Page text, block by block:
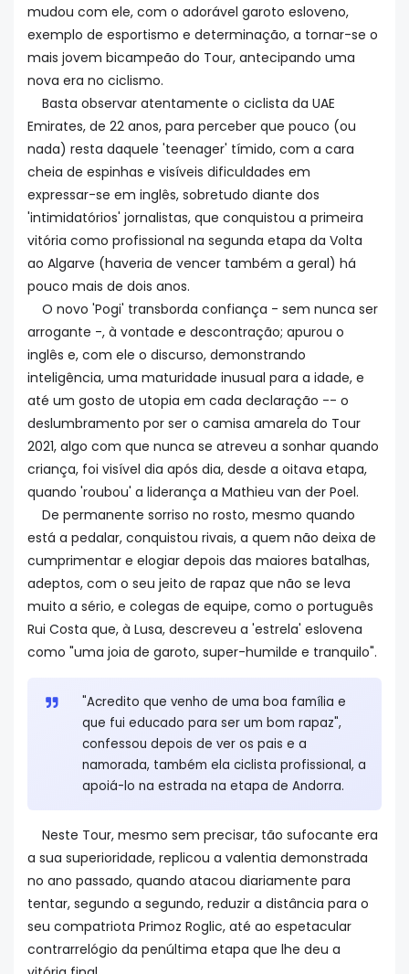
mudou com ele, com o adorável garoto esloveno,
exemplo de esportismo e determinação, a tornar-se o
mais jovem bicampeão do Tour, antecipando uma
nova era no ciclismo.
Basta observar atentamente o ciclista da UAE
Emirates, de 22 anos, para perceber que pouco (ou
nada) resta daquele 'teenager' tímido, com a cara
cheia de espinhas e visíveis dificuldades em
expressar-se em inglês, sobretudo diante dos
'intimidatórios' jornalistas, que conquistou a primeira
vitória como profissional na segunda etapa da Volta
ao Algarve (haveria de vencer também a geral) há
pouco mais de dois anos.
O novo 'Pogi' transborda confiança - sem nunca ser
arrogante -, à vontade e descontração; apurou o
inglês e, com ele o discurso, demonstrando
inteligência, uma maturidade inusual para a idade, e
até um gosto de utopia em cada declaração -- o
deslumbramento por ser o camisa amarela do Tour
2021, algo com que nunca se atreveu a sonhar quando
criança, foi visível dia após dia, desde a oitava etapa,
quando 'roubou' a liderança a Mathieu van der Poel.
De permanente sorriso no rosto, mesmo quando
está a pedalar, conquistou rivais, a quem não deixa de
cumprimentar e elogiar depois das maiores batalhas,
adeptos, com o seu jeito de rapaz que não se leva
muito a sério, e colegas de equipe, como o português
Rui Costa que, à Lusa, descreveu a 'estrela' eslovena
como "uma joia de garoto, super-humilde e tranquilo".
"Acredito que venho de uma boa família e
que fui educado para ser um bom rapaz",
confessou depois de ver os pais e a
namorada, também ela ciclista profissional, a
apoiá-lo na estrada na etapa de Andorra.
Neste Tour, mesmo sem precisar, tão sufocante era
a sua superioridade, replicou a valentia demonstrada
no ano passado, quando atacou diariamente para
tentar, segundo a segundo, reduzir a distância para o
seu compatriota Primoz Roglic, até ao espetacular
contrarrelógio da penúltima etapa que lhe deu a